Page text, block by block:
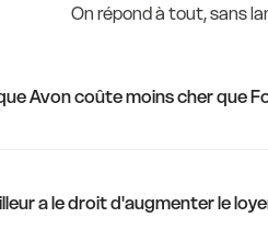
On répond à tout, sans
Avon coûte moins cher que
a le droit d'augmenter le